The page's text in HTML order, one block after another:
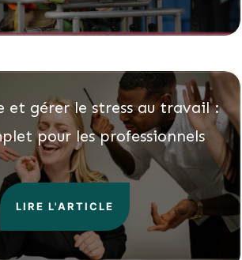
et gérer le stress au travail :
pour les professionnels
LIRE L'ARTICLE